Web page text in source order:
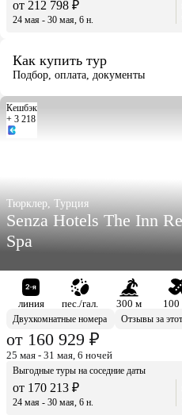
от 212 798 ₽
24 мая - 30 мая, 6 н.
Как купить тур
Подбор, оплата, документы
Кешбэк
+ 3 218
Тюрклер, Турция
Senza Hotels The Inn
Spa
линия пес./гал. 300 м 100
Двухкомнатные номера
Отзывы за
от 160 929 ₽
25 мая - 31 мая, 6 ночей
Выгодные туры на соседние даты
от 170 213 ₽
24 мая - 30 мая, 6 н.